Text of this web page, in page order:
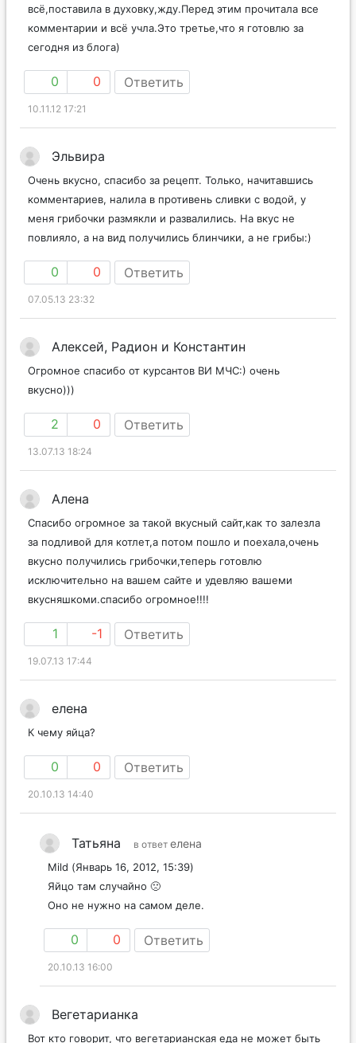
всё,поставила в духовку,жду.Перед этим прочитала все
комментарии и всё учла.Это третье,что я готовлю за
сегодня из блога)
0 0 Ответить
10.11.12 17:21
Эльвира
Очень вкусно, спасибо за рецепт. Только, начитавшись
комментариев, налила в противень сливки с водой, у
меня грибочки размякли и развалились. На вкус не
повлияло, а на вид получились блинчики, а не грибы:)
0 0 Ответить
07.05.13 23:32
Алексей, Радион и Константин
Огромное спасибо от курсантов ВИ МЧС:) очень
вкусно)))
2 0 Ответить
13.07.13 18:24
Алена
Спасибо огромное за такой вкусный сайт,как то залезла
за подливой для котлет,а потом пошло и поехала,очень
вкусно получились грибочки,теперь готовлю
исключительно на вашем сайте и удевляю вашеми
вкусняшкоми.спасибо огромное!!!!
1 -1 Ответить
19.07.13 17:44
елена
К чему яйца?
0 0 Ответить
20.10.13 14:40
Татьяна в ответ елена
Mild (Январь 16, 2012, 15:39)
Яйцо там случайно 🙁
Оно не нужно на самом деле.
0 0 Ответить
20.10.13 16:00
Вегетарианка
Вот кто говорит, что вегетарианская еда не может быть